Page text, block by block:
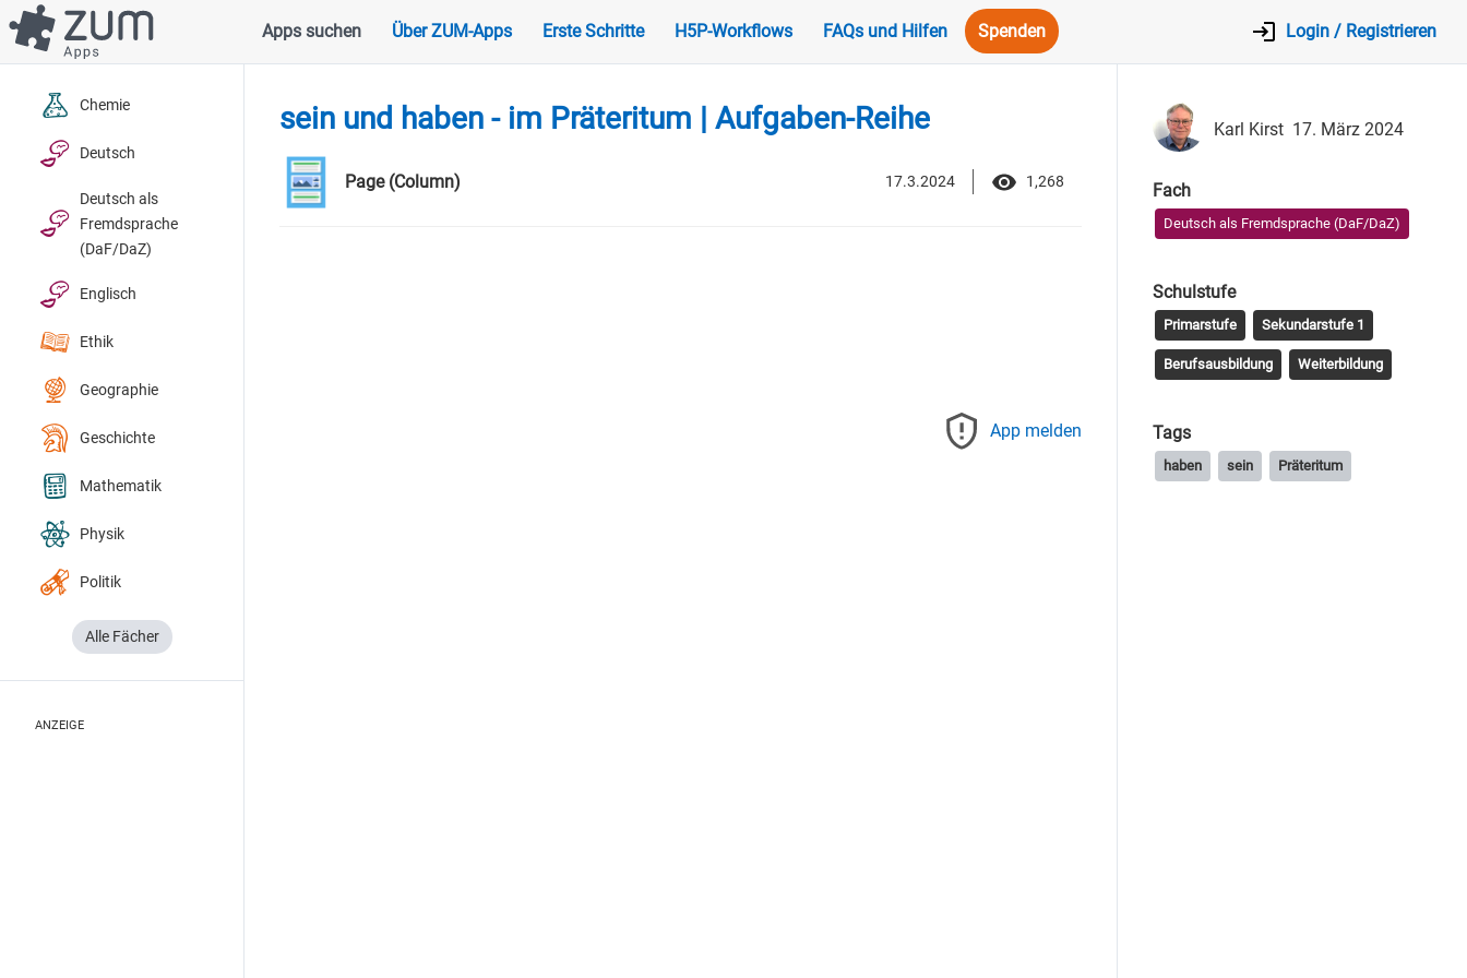
Direkt
zum
Inhalt
Hauptnavigation
Apps suchen Über ZUM-Apps Erste Schritte H5P-Workflows FAQs und Hilfen Spenden Login / Registrieren
Chemie
Deutsch
Deutsch als
Fremdsprache
(DaF/DaZ)
Englisch
Ethik
Geographie
Geschichte
Mathematik
Physik
Politik
Alle Fächer
ANZEIGE
sein und haben - im Präteritum | Aufgaben-Reihe
Page (Column) 17.3.2024 1,268
App melden
Karl Kirst 17. März 2024
Fach
Deutsch als Fremdsprache (DaF/DaZ)
Schulstufe
Primarstufe Sekundarstufe 1
Berufsausbildung Weiterbildung
Tags
haben sein Präteritum